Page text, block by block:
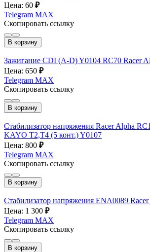
Цена: 60 ₽
Telegram MAX
Скопировать ссылку
В корзину
Зажигание CDI (A-D) Y0104 RC70 Racer
Цена: 650 ₽
Telegram MAX
Скопировать ссылку
В корзину
Стабилизатор напряжения Racer Alpha
KAYO T2,T4 (5 конт.) Y0107
Цена: 800 ₽
Telegram MAX
Скопировать ссылку
В корзину
Стабилизатор напряжения ENA0089
Цена: 1 300 ₽
Telegram MAX
Скопировать ссылку
В корзину